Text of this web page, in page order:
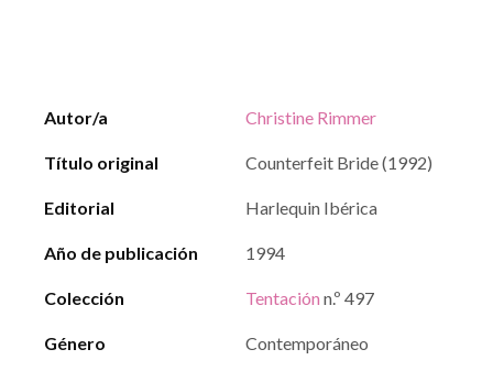
Autor/a Christine Rimmer
Título original Counterfeit Bride (1992)
Editorial Harlequin Ibérica
Año de publicación 1994
Colección Tentación n.º 497
Género Contemporáneo